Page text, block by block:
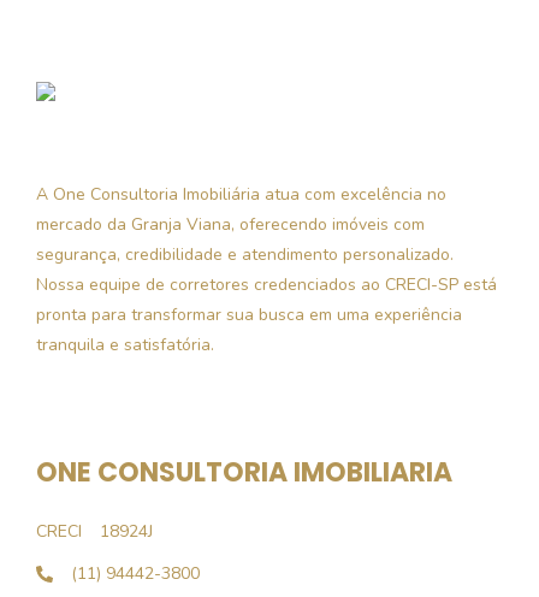
A One Consultoria Imobiliária atua com excelência no
mercado da Granja Viana, oferecendo imóveis com
segurança, credibilidade e atendimento personalizado.
Nossa equipe de corretores credenciados ao CRECI-SP está
pronta para transformar sua busca em uma experiência
tranquila e satisfatória.
ONE CONSULTORIA IMOBILIARIA
CRECI
18924J
(11) 94442-3800